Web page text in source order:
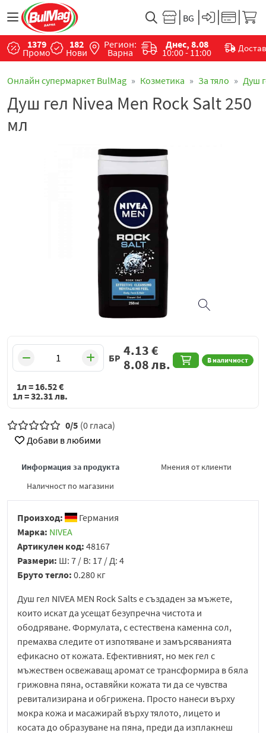
1379
Промо
182
Нови
Регион:
Варна
Днес, 8.08
10:00 - 11:00
Онлайн супермаркет BulMag Козметика За тяло Душ
Душ гел Nivea Men Rock Salt 250
мл
БР В наличност
4.13€
8.08лв.
1л = 16.52€
1л =32.31лв.
0/5 (0 гласа)
Добави в любими
Информация за продукта
Мнения от клиенти
Наличност по магазини
Произход:
Германия
Марка: NIVEA
Артикулен код: 48167
Размери: Ш: 7 / В: 17 / Д: 4
Бруто тегло: 0.280 кг
Душ гел NIVEA MEN Rock Salts е създаден за мъжете,
които искат да усещат безупречна чистота и
ободряване. Формулата, с естествена каменна сол,
премахва следите от изпотяване и замърсяванията
ефикасно от кожата. Ефективният, но мек гел с
мъжествен освежаващ аромат се трансформира в бяла
грижовна пяна, оставяйки кожата ти да се чувства
ревитализирана и обгрижена. Просто нанеси върху
мокра кожа и масажирай върху тялото, лицето и
косата до образуване на пяна, преди да изплакнеш